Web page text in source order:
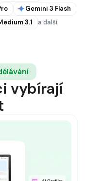
Gemini 3 Flash
3.1 a další
vybírají